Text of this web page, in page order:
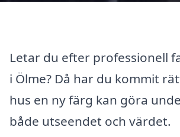
Letar du efter professionell
i Ölme? Då har du kommit
hus en ny färg kan göra
både utseendet och värdet.